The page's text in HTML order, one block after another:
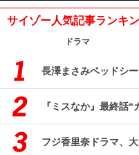
サイゾー人気記事ランキ
ドラマ
長澤まさみベッドシ
『ミスなか』最終話
フジ香里奈ドラマ、